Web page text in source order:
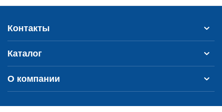
Контакты
Каталог
О компании